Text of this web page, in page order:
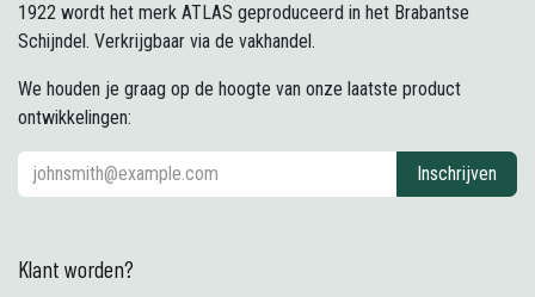
1922 wordt het merk ATLAS geproduceerd in het Brabantse
Schijndel. Verkrijgbaar via de vakhandel.
We houden je graag op de hoogte van onze laatste product
ontwikkelingen:
Inschrijven
Klant worden?